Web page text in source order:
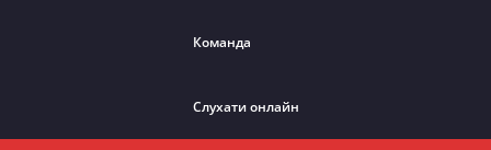
Команда
Слухати онлайн